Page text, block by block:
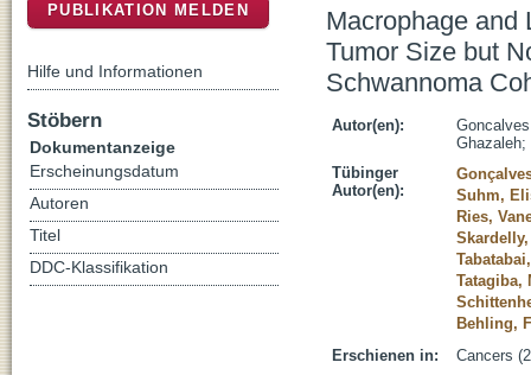
Macrophage and
Tumor Size but
Schwannoma
Autor(en):
Ghazaleh;
Tübinger
Autor(en):
Suhm,
Ries,
Tatagiba,
Behling,
Erschienen in:
Cancers
PUBLIKATION MELDEN
Hilfe und Informationen
Stöbern
Dokumentanzeige
Erscheinungsdatum
Autoren
Titel
DDC-Klassifikation